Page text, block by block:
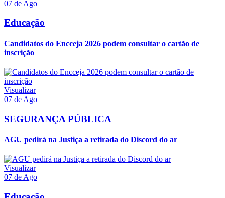
07 de Ago
Educação
Candidatos do Encceja 2026 podem consultar o cartão de
inscrição
Visualizar
07 de Ago
SEGURANÇA PÚBLICA
AGU pedirá na Justiça a retirada do Discord do ar
Visualizar
07 de Ago